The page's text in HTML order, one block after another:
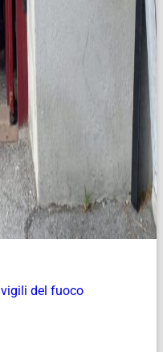
vigili del fuoco